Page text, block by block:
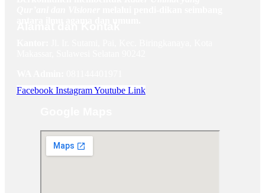
Facebook InstagramYoutube Link